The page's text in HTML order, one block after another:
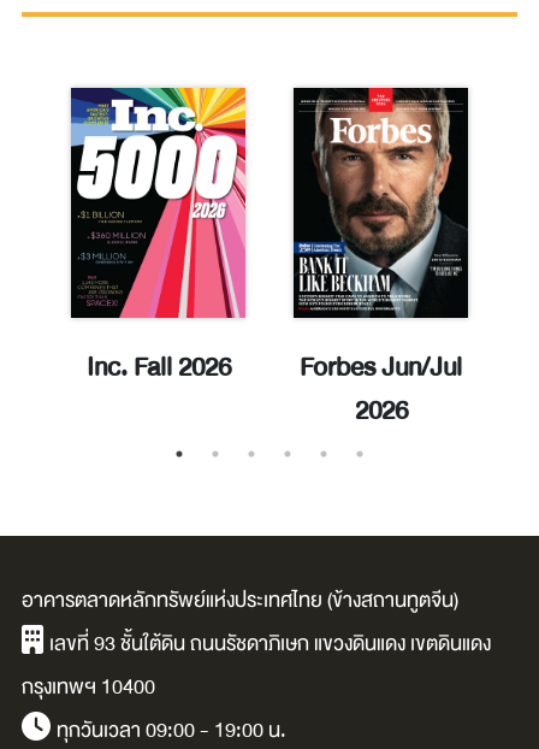
Inc. Fall 2026
Forbes Jun/Jul
2026
อาคารตลาดหลักทรัพย์แห่งประเทศไทย (ข้างสถานทูตจีน)
เลขที่ 93 ชั้นใต้ดิน ถนนรัชดาภิเษก แขวงดินแดง เขตดินแดง
กรุงเทพฯ 10400
ทุกวันเวลา 09:00 - 19:00 น.